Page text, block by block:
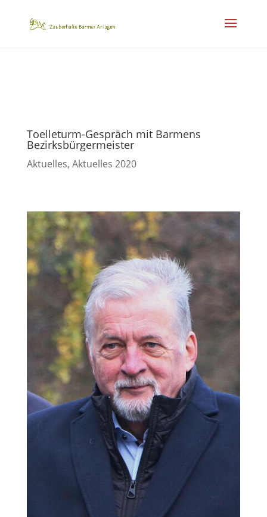
Toelleturm-Gespräch mit Barmens
Bezirksbürgermeister
Aktuelles, Aktuelles 2020